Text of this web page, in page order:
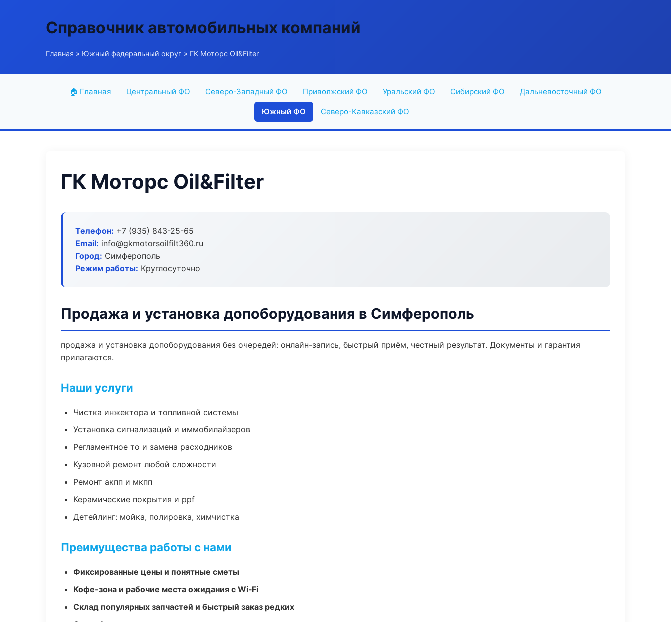
Справочник автомобильных компаний
Главная » Южный федеральный округ » ГК Моторс Oil&Filter
🏠 Главная Центральный ФО Северо-Западный ФО Приволжский ФО Уральский ФО Сибирский ФО Дальневосточный ФО
Южный ФО Северо-Кавказский ФО
ГК Моторс Oil&Filter
Телефон: +7 (935) 843-25-65
Email: info@gkmotorsoilfilt360.ru
Город: Симферополь
Режим работы: Круглосуточно
Продажа и установка допоборудования в Симферополь
продажа и установка допоборудования без очередей: онлайн-запись, быстрый приём, честный результат. Документы и гарантия
прилагаются.
Наши услуги
Чистка инжектора и топливной системы
Установка сигнализаций и иммобилайзеров
Регламентное то и замена расходников
Кузовной ремонт любой сложности
Ремонт акпп и мкпп
Керамические покрытия и ppf
Детейлинг: мойка, полировка, химчистка
Преимущества работы с нами
Фиксированные цены и понятные сметы
Кофе-зона и рабочие места ожидания с Wi‑Fi
Склад популярных запчастей и быстрый заказ редких